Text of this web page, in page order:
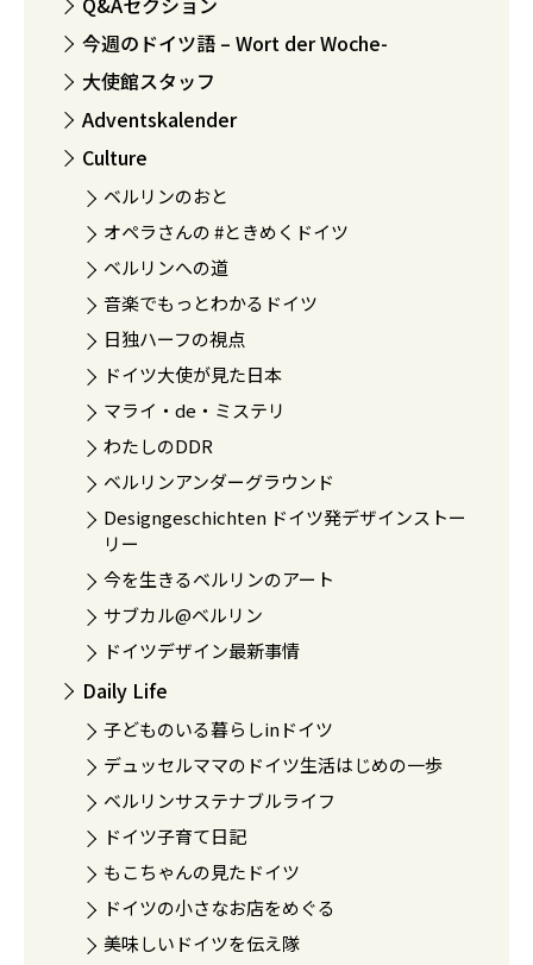
今週のドイツ語 – Wort der Woche-
大使館スタッフ
Adventskalender
Culture
ベルリンのおと
オペラさんの #ときめくドイツ
ベルリンへの道
音楽でもっとわかるドイツ
日独ハーフの視点
ドイツ大使が見た日本
マライ・de・ミステリ
わたしのDDR
ベルリンアンダーグラウンド
Designgeschichten ドイツ発デザインストー
リー
今を生きるベルリンのアート
サブカル@ベルリン
ドイツデザイン最新事情
Daily Life
子どものいる暮らしinドイツ
デュッセルママのドイツ生活はじめの一歩
ベルリンサステナブルライフ
ドイツ子育て日記
もこちゃんの見たドイツ
ドイツの小さなお店をめぐる
美味しいドイツを伝え隊